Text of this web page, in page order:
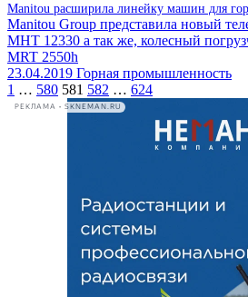
Manitou расширила линейку машин для
Manitou Group представила новый
MHT 12330 а так же, колесный
MRT 2550h
23.04.2019 Горная промышленность
1 … 580 581 582 … 624
РЕКЛАМА • SKNEMAN.RU